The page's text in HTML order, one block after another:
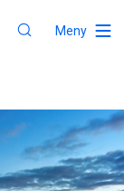
Meny